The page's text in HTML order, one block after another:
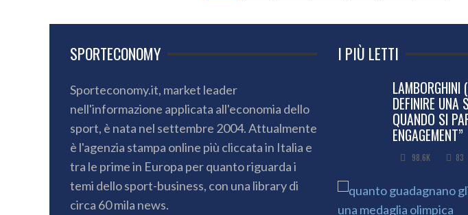
SPORTECONOMY
Sporteconomy.it, market leader
nell'informazione applicata all'economia dello
sport, è nata nel settembre 2004. Attualmente
è l'agenzia stampa online più cliccata in Italia e
tra le prime in Europa per quanto riguarda i
temi dello sport-business, con una library di
circa 60 mila news.
I PIÙ LETTI
LAMBORGHINI
DEFINIRE UNA
QUANDO SI
ENGAGEMENT”
98.6K 83